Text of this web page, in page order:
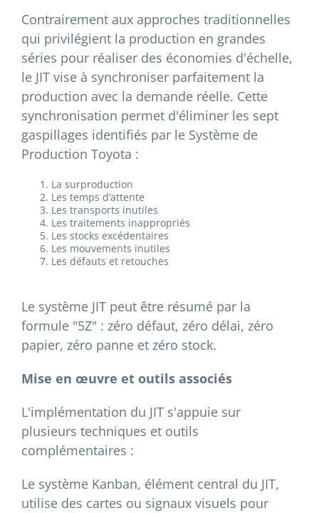
Contrairement aux approches traditionnelles
qui privilégient la production en grandes
séries pour réaliser des économies d'échelle,
le JIT vise à synchroniser parfaitement la
production avec la demande réelle. Cette
synchronisation permet d'éliminer les sept
gaspillages identifiés par le Système de
Production Toyota :
La surproduction
Les temps d’attente
Les transports inutiles
Les traitements inappropriés
Les stocks excédentaires
Les mouvements inutiles
Les défauts et retouches
Le système JIT peut être résumé par la
formule "5Z" : zéro défaut, zéro délai, zéro
papier, zéro panne et zéro stock.
Mise en œuvre et outils associés
L'implémentation du JIT s'appuie sur
plusieurs techniques et outils
complémentaires :
Le système Kanban, élément central du JIT,
utilise des cartes ou signaux visuels pour